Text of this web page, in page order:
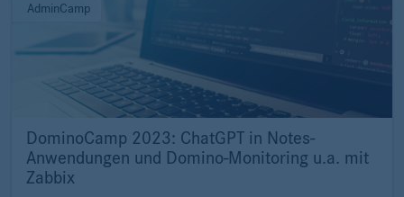
AdminCamp
DominoCamp 2023: ChatGPT in Notes-
Anwendungen und Domino-Monitoring u.a. mit
Zabbix